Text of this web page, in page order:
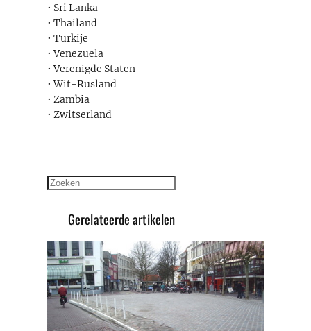
• Sri Lanka
• Thailand
• Turkije
• Venezuela
• Verenigde Staten
• Wit-Rusland
• Zambia
• Zwitserland
Zoeken
Gerelateerde artikelen